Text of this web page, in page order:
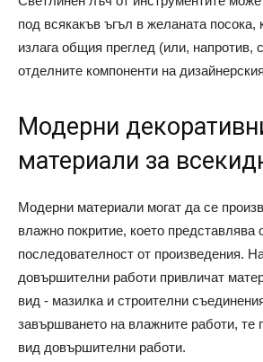
под всякакъв ъгъл в желаната посока,
излага общия преглед (или, напротив,
отделните компоненти на
Модерни
материали за
Модерни материали могат да се
влажно покритие, което представлява
последователност от произведения.
довършителни работи привличат
вид - мазилка и строителни
завършването на влажните работи, те
вид довършителни работи.